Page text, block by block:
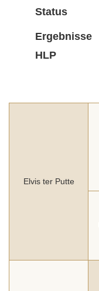
Status
Ergebnisse
HLP
Elvis ter Putte